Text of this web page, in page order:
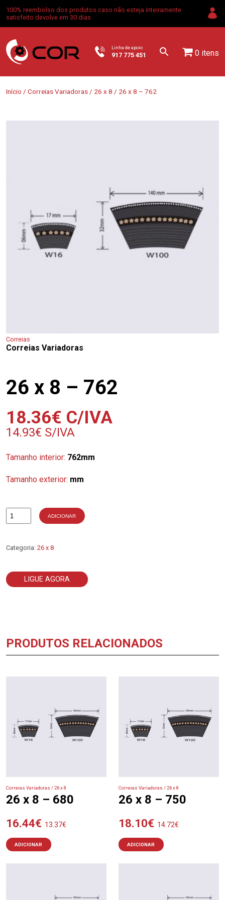
100% reembolso dos produtos caso não esteja inteiramente
satisfeito devolve em 30 dias
Linha de apoio
917 775 451 0 itens
Início / Correias Variadoras / 26 x 8 / 26 x 8 – 762
Correias
Correias Variadoras
26 x 8 – 762
18.36€ C/IVA
14.93€ S/IVA
Tamanho interior: 762mm
Tamanho exterior: mm
Quantidade
x
762
ADICIONAR
Categoria: 26 x 8
LIGUE AGORA
PRODUTOS RELACIONADOS
Correias Variadoras / 26 x 8
26 x 8 – 680
16.44€ 13.37€
ADICIONAR
Correias Variadoras / 26 x 8
26 x 8 – 750
18.10€ 14.72€
ADICIONAR